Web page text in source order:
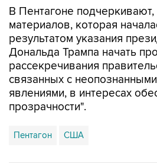
В Пентагоне подчеркивают,
материалов, которая
результатом указания
Дональда Трампа начать
рассекречивания
связанных с
явлениями, в интересах
прозрачности".
Пентагон США